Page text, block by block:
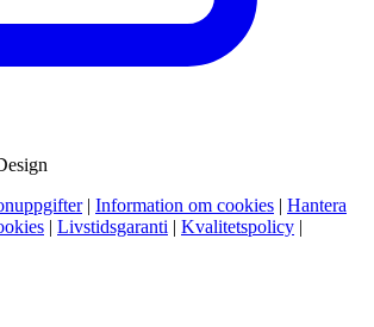
| Information om cookies | Hantera
| Livstidsgaranti | Kvalitetspolicy |